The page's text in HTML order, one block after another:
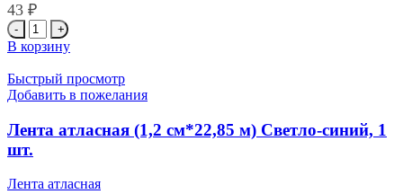
43 ₽
Количество
товара
Лента
атласная
(1,2
Мятный,
1
В корзину
Быстрый просмотр
Добавить в пожелания
Лента атласная (1,2 см*22,85 м) Светло-синий, 1
шт.
Лента атласная